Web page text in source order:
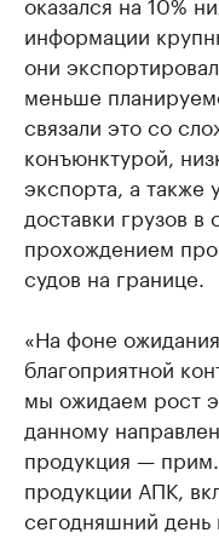
информации
они
меньше
связали это со
конъюнктурой,
экспорта, а также
доставки грузов в
прохождением
судов на границе.
«На фоне
благоприятной
мы ожидаем рост
данному
продукция —
продукции АПК,
сегодняшний